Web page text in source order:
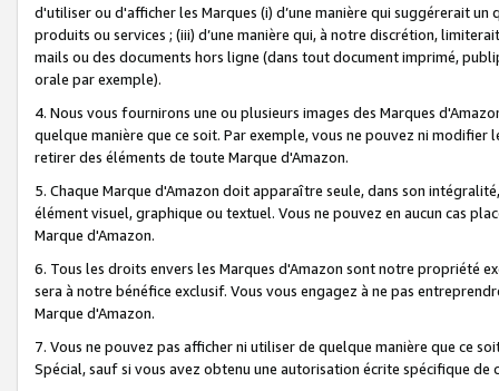
d'utiliser ou d'afficher les Marques (i) d’une manière qui suggérerait
produits ou services ; (iii) d’une manière qui, à notre discrétion,
mails ou des documents hors ligne (dans tout document imprimé,
orale par exemple).
4. Nous vous fournirons une ou plusieurs images des Marques
quelque manière que ce soit. Par exemple, vous ne pouvez ni
retirer des éléments de toute Marque d'Amazon.
5. Chaque Marque d'Amazon doit apparaître seule, dans son
élément visuel, graphique ou textuel. Vous ne pouvez en aucun cas
Marque d'Amazon.
6. Tous les droits envers les Marques d'Amazon sont notre propriété
sera à notre bénéfice exclusif. Vous vous engagez à ne pas
Marque d'Amazon.
7. Vous ne pouvez pas afficher ni utiliser de quelque manière que ce
Spécial, sauf si vous avez obtenu une autorisation écrite spécifique de